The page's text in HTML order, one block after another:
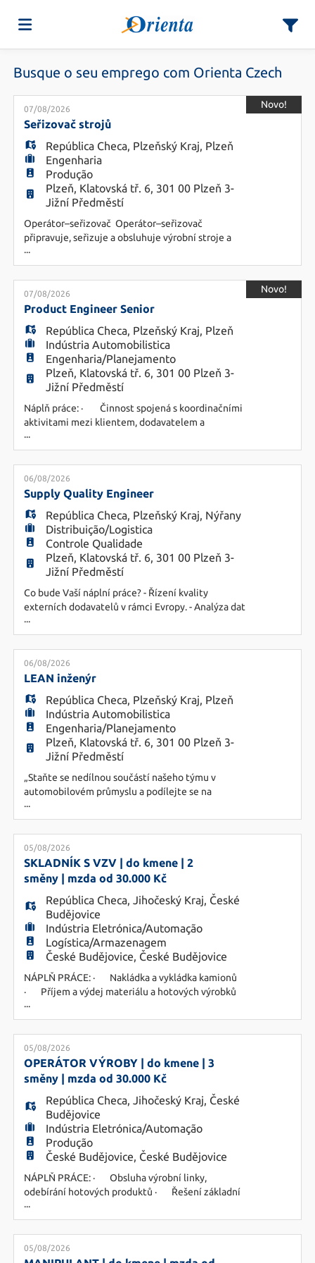
Página
inicial
Ofertas
de
emprego
Regista-
te
Iniciar
sessão
Língua
EN
FR
IT
DE
ES
PL
CS
HU
Busque o seu emprego com Orienta Czech
07/08/2026
Seřizovač strojů
República Checa, Plzeňský Kraj, Plzeň
Engenharia
Produção
Plzeň, Klatovská tř. 6, 301 00 Plzeň 3-
Jižní Předměstí
Operátor–seřizovač Operátor–seřizovač
připravuje, seřizuje a obsluhuje výrobní stroje a
zařízení. Pracuje podle technické dokumentace,
nastavuje výrobní parametry, mění nástroje a
zajišťuje, aby výroba probíhala plynule a v
požadované kvalitě. Součástí jeho práce je také
průběžná kontrola výrobků, odstraňování
...
Novo!
07/08/2026
Product Engineer Senior
República Checa, Plzeňský Kraj, Plzeň
Indústria Automobilistica
Engenharia/Planejamento
Plzeň, Klatovská tř. 6, 301 00 Plzeň 3-
Jižní Předměstí
Náplň práce: · Činnost spojená s koordinačními
aktivitami mezi klientem, dodavatelem a
výrobním závodem · Účast na návrzích nových
produktů · Úzká spolupráce s vývojem, tooling
specialisty, práce s prototypy · Dohled na
dodržování kvality výroby, posuzování vhodného
výrobního procesu a montáže · Podpora proce
...
Novo!
06/08/2026
Supply Quality Engineer
República Checa, Plzeňský Kraj, Nýřany
Distribuição/Logistica
Controle Qualidade
Plzeň, Klatovská tř. 6, 301 00 Plzeň 3-
Jižní Předměstí
Co bude Vaší náplní práce? - Řízení kvality
externích dodavatelů v rámci Evropy. - Analýza dat
a identifikace hlavních problémů v oblasti
dodavatelské kvality. - Vedení analýz příčin
neshod (RCA, 8D, FMEA) a zavádění účinných
nápravných i preventivních opatření. - Plánování a
realizace auditů dodavatelů včetně FAT a SAT
...
06/08/2026
LEAN inženýr
República Checa, Plzeňský Kraj, Plzeň
Indústria Automobilistica
Engenharia/Planejamento
Plzeň, Klatovská tř. 6, 301 00 Plzeň 3-
Jižní Předměstí
„Staňte se nedílnou součástí našeho týmu v
automobilovém průmyslu a podílejte se na
navrhování a implementaci inovativních řešení,
která zlepší efektivitu výrobních procesů." Náplň
práce: · navrhování a implementace opatření
pro optimalizaci procesů v závodě · úzká
spolupráce s ostatními odděleními s cílem
zefektivnit výrobu ·
...
05/08/2026
SKLADNÍK S VZV | do kmene | 2
směny | mzda od 30.000 Kč
República Checa, Jihočeský Kraj, České
Budějovice
Indústria Eletrónica/Automação
Logística/Armazenagem
České Budějovice, České Budějovice
NÁPLŇ PRÁCE: · Nakládka a vykládka kamionů
· Příjem a výdej materiálu a hotových výrobků
· Zaskladňování a vyskladňování zboží
s dodržováním skladových standardů ·
Zásobování výroby potřebným materiálem ·
Práce s VZV, čtečkou a skladovým systémem ·
Práce v ranní a odpolední směně POŽADUJEME:
· Vz
...
05/08/2026
OPERÁTOR VÝROBY | do kmene | 3
směny | mzda od 30.000 Kč
República Checa, Jihočeský Kraj, České
Budějovice
Indústria Eletrónica/Automação
Produção
České Budějovice, České Budějovice
NÁPLŇ PRÁCE: · Obsluha výrobní linky,
odebírání hotových produktů · Řešení základní
údržby · Testování výrobků · Práce dle
zjednodušené technické dokumentace · 3
směnný provoz 8h směny POŽADUJEME: ·
Vzdělání technického směru NEBO předchozí
...
05/08/2026